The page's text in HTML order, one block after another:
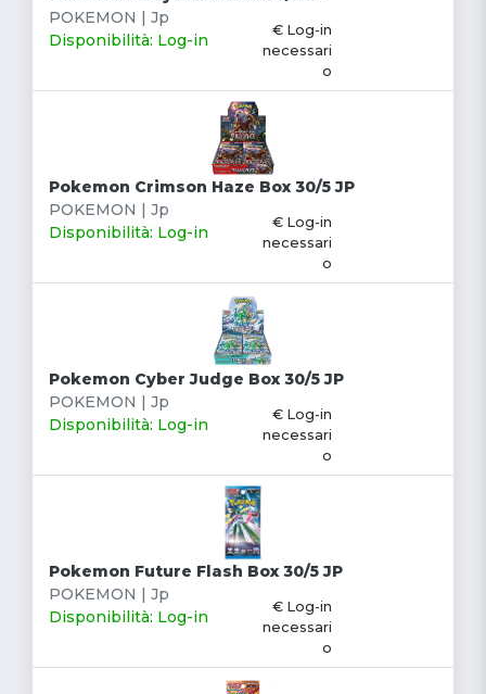
POKEMON | Jp
Disponibilità: Log-in
€ Log-in
necessari
o
Pokemon Crimson Haze Box 30/5 JP
POKEMON | Jp
Disponibilità: Log-in
€ Log-in
necessari
o
Pokemon Cyber Judge Box 30/5 JP
POKEMON | Jp
Disponibilità: Log-in
€ Log-in
necessari
o
Pokemon Future Flash Box 30/5 JP
POKEMON | Jp
Disponibilità: Log-in
€ Log-in
necessari
o